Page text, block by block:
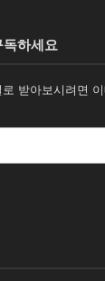
하세요
받아보시려면